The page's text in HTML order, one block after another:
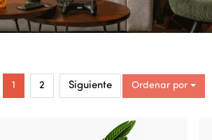
1 2 Siguiente Ordenar por